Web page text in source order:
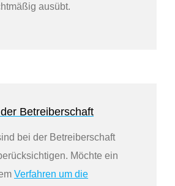
ausübt.
Betreiberschaft
bei der Betreiberschaft
Möchte ein
Verfahren um die